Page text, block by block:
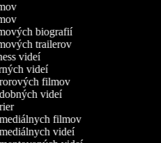
biografií
trailerov
videí
videí
filmov
videí
filmov
videí